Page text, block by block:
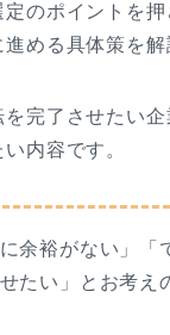
のポイントを
める具体策を解
完了させたい
内容です。
余裕がない」「
たい」とお考え